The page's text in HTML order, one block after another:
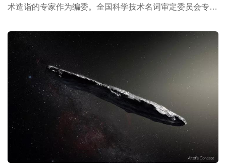
术造诣的专家作为编委。全国科学技术名词审定委员会专职